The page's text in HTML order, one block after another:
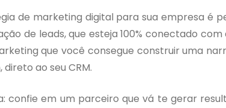
de marketing digital para sua empresa é
de leads, que esteja 100% conectado com
que você consegue construir uma
ao seu CRM.
confie em um parceiro que vá te gerar